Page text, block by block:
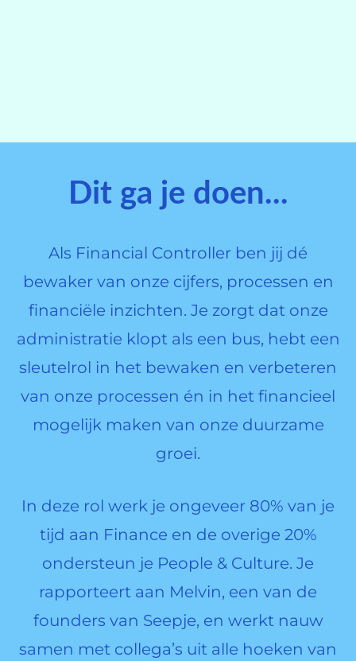
Dit ga je doen...
Als Financial Controller ben jij dé
bewaker van onze cijfers, processen en
financiële inzichten. Je zorgt dat onze
administratie klopt als een bus, hebt een
sleutelrol in het bewaken en verbeteren
van onze processen én in het financieel
mogelijk maken van onze duurzame
groei.
In deze rol werk je ongeveer 80% van je
tijd aan Finance en de overige 20%
ondersteun je People & Culture. Je
rapporteert aan Melvin, een van de
founders van Seepje, en werkt nauw
samen met collega’s uit alle hoeken van